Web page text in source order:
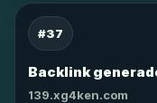
#37
Backlink
139.xg4ken.com